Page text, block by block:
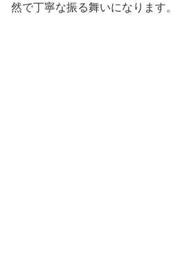
然で丁寧な振る舞いになります。